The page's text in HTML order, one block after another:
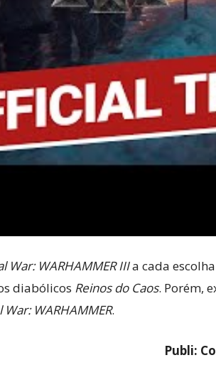
War: WARHAMMER IIIa cada
diabólicos Reinos do Caos. Porém,
War: WARHAMMER.
Publi: